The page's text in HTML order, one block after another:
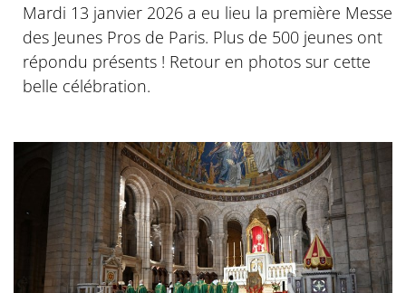
Mardi 13 janvier 2026 a eu lieu la première Messe
des Jeunes Pros de Paris. Plus de 500 jeunes ont
répondu présents ! Retour en photos sur cette
belle célébration.